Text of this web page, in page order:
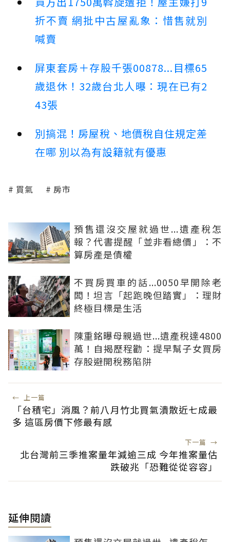
折不賣 網批中古屋亂象：惜售就別
喊賣
屏東套房＋存股千張00878...目標65
歲退休！32歲台北人曝：現在已有2
43張
別搞混！房屋稅、地價稅自住規定差
在哪 別以為有設籍就有優惠
買氣 房市
預售還沒交屋就過世...遺產稅怎
報？代書提醒「並非看總價」：不
算房產是債權
不買房買車的話...0050早開除老
闆！坦言「起跑晚但踏實」：理財
終極目標是生活
陳重銘曝母親過世...遺產稅達4800
萬！自揭歷程勸：提早幫子女買房
存股避開稅務陷阱
← 上一篇
「台積宅」消風？前八月竹北買氣潰散近七成最
多 這區房價下修最有感
下一篇 →
北台灣前三季推案量年減逾三成 今年推案量估
跌破兆「恐難從從容容」
延伸閱讀